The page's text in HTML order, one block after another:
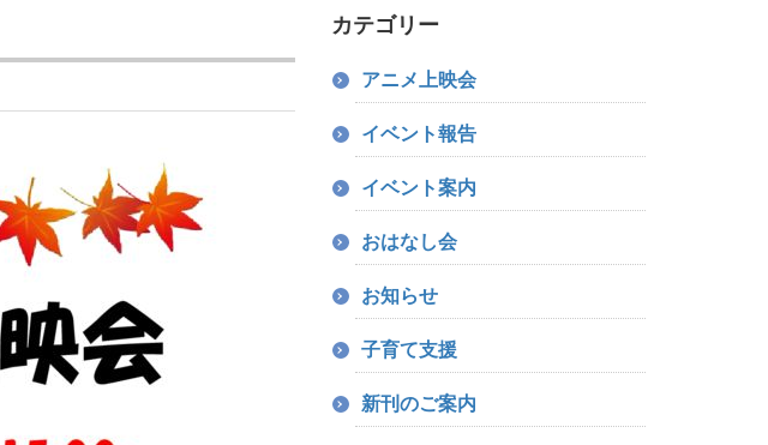
カテゴリー
アニメ上映会
イベント報告
イベント案内
おはなし会
お知らせ
子育て支援
新刊のご案内